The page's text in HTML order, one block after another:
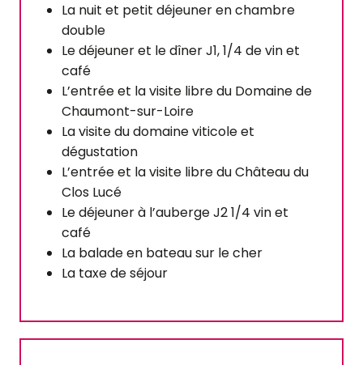
La nuit et petit déjeuner en chambre
double
Le déjeuner et le dîner J1, 1/4 de vin et
café
L’entrée et la visite libre du Domaine de
Chaumont-sur-Loire
La visite du domaine viticole et
dégustation
L’entrée et la visite libre du Château du
Clos Lucé
Le déjeuner à l’auberge J2 1/4 vin et
café
La balade en bateau sur le cher
La taxe de séjour